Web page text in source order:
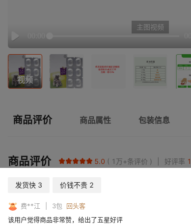
Play
主图视频
视频
商品评价 商品属性 包装信息
商品评价 5.0 1万+条评价 好评率
发货快 3 价钱不贵 2
费**江 3包
回头客
该用户觉得商品非常赞，给出了五星好评